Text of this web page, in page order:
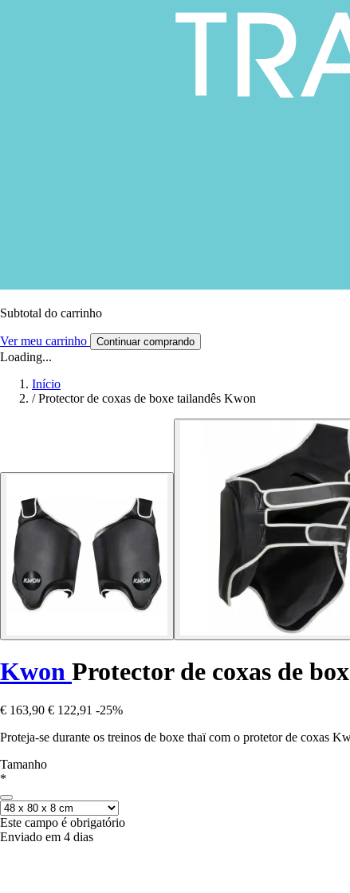
Subtotal do carrinho
Ver meu carrinho Continuar comprando
Loading...
Início
/ Protector de coxas de boxe tailandês Kwon
Kwon Protector de coxas de
€ 163,90 € 122,91 -25%
Proteja-se durante os treinos de boxe thaï com o protetor de coxas
Tamanho
*
Este campo é obrigatório
Enviado em 4 dias